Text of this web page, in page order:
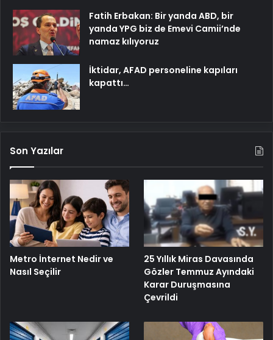
Fatih Erbakan: Bir yanda ABD, bir
yanda YPG biz de Emevi Camii’nde
namaz kılıyoruz
İktidar, AFAD personeline kapıları
kapattı…
Son Yazılar
Metro İnternet Nedir ve
Nasıl Seçilir
25 Yıllık Miras Davasında
Gözler Temmuz Ayındaki
Karar Duruşmasına
Çevrildi